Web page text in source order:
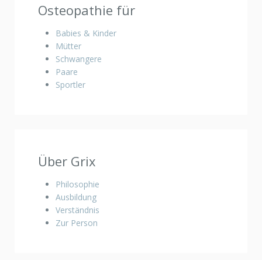
Osteopathie für
Babies & Kinder
Mütter
Schwangere
Paare
Sportler
Über Grix
Philosophie
Ausbildung
Verständnis
Zur Person